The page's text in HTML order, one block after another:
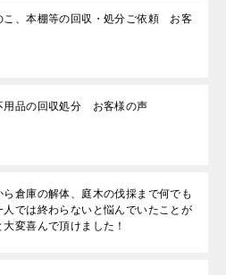
こ、本棚等の回収・処分ご依頼 お客
用品の回収処分 お客様の声
ら倉庫の解体、庭木の伐採まで何でも
人では終わらないと悩んでいたことが
変喜んで頂けました！